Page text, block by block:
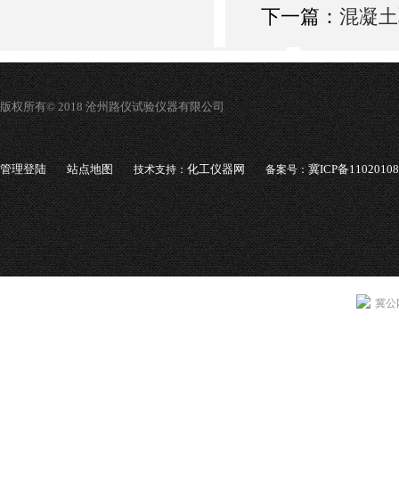
下一篇： 混凝
版权所有© 2018 沧州路仪试验仪器有限公司
管理登陆 站点地图 技术支持：化工仪器网 备案号：冀ICP备
冀公